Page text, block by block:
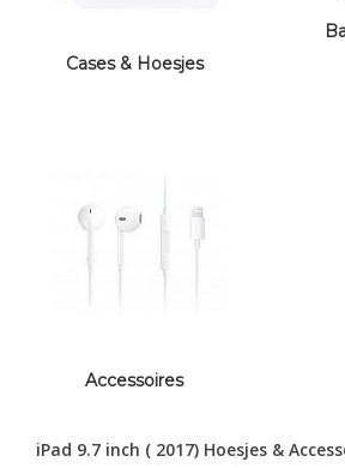
Cases & Hoesjes
Accessoires
iPad 9.7 inch ( 2017) Hoesjes &